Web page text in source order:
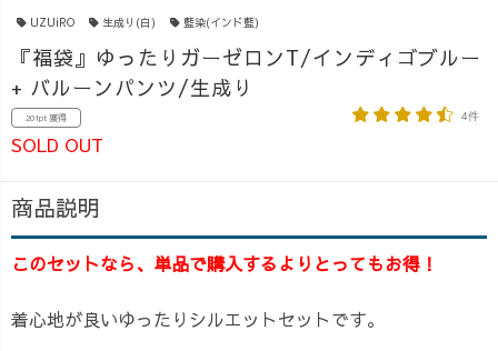
UZUiRO 生成り(白) 藍染(インド藍)
『福袋』ゆったりガーゼロンT/インディゴブルー
+ バルーンパンツ/生成り
201pt 獲得 4件
SOLD OUT
商品説明
このセットなら、単品で購入するよりとってもお得！
着心地が良いゆったりシルエットセットです。